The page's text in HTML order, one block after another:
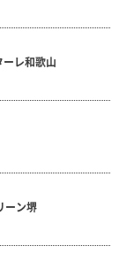
レ和歌山
ーン堺